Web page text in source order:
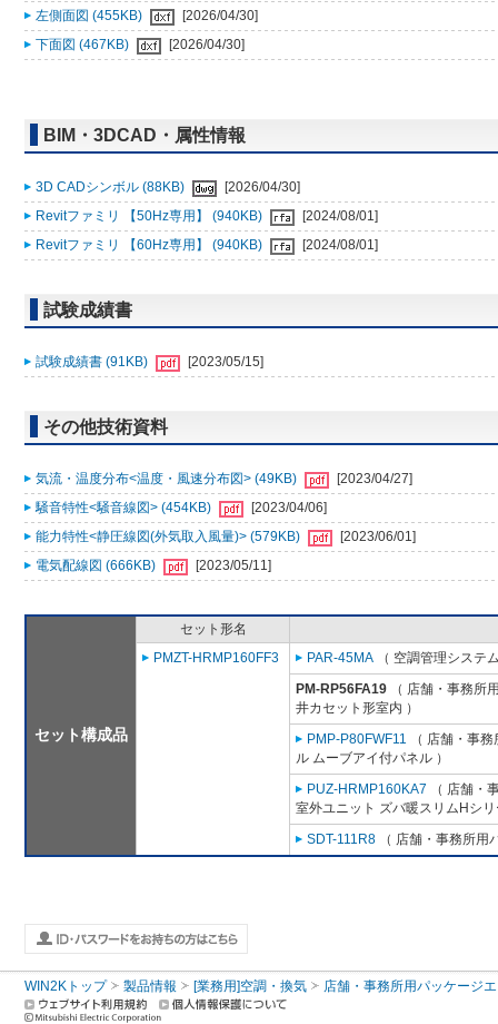
左側面図 (455KB)
[2026/04/30]
下面図 (467KB)
[2026/04/30]
BIM・3DCAD・属性情報
3D CADシンボル (88KB)
[2026/04/30]
Revitファミリ 【50Hz専用】 (940KB)
[2024/08/01]
Revitファミリ 【60Hz専用】 (940KB)
[2024/08/01]
試験成績書
試験成績書 (91KB) [2023/05/15]
その他技術資料
気流・温度分布<温度・風速分布図> (49KB)
[2023/04/27]
騒音特性<騒音線図> (454KB)
[2023/04/06]
能力特性<静圧線図(外気取入風量)> (579KB)
[2023/06/01]
電気配線図 (666KB)
[2023/05/11]
セット構成品
セット形名
PMZT-HRMP160FF3
PAR-45MA （ 空調管理システ
PM-RP56FA19 （ 店舗・事務所
井カセット形室内 ）
PMP-P80FWF11 （ 店舗・事
ル ムーブアイ付パネル ）
PUZ-HRMP160KA7 （ 店舗・
室外ユニット ズバ暖スリムHシ
SDT-111R8 （ 店舗・事務所用
WIN2Kトップ 製品情報 [業務用]空調・換気 店舗・事務所用パッケージ